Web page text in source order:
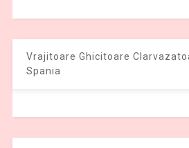
Vrajitoare Ghicitoare
Spania